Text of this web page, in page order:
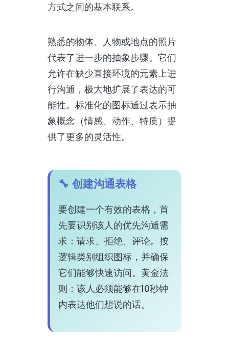
方式之间的基本联系。
熟悉的物体、人物或地点的照片
代表了进一步的抽象步骤。它们
允许在缺少直接环境的元素上进
行沟通，极大地扩展了表达的可
能性。标准化的图标通过表示抽
象概念（情感、动作、特质）提
供了更多的灵活性。
🔧 创建沟通表格
要创建一个有效的表格，首
先要识别该人的优先沟通需
求：请求、拒绝、评论。按
逻辑类别组织图标，并确保
它们能够快速访问。黄金法
则：该人必须能够在10秒钟
内表达他们想说的话。